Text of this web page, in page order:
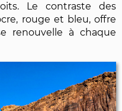
Le contraste des
rouge et bleu, offre
renouvelle à chaque